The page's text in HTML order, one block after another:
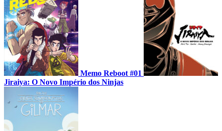
Memo Reboot #01
Jiraiya: O Novo Império dos Ninjas